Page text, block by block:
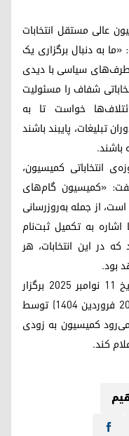
عالی مستقل انتخابات
به دنبال برگزاری یک
طرف‌های سیاسی با دیدی
شفاف را مسئولیت
خواست تا به
تبلیغات، پایبند باشند
باشند.
انتخاباتی کمیسیون،
«کمیسیون گام‌های
از جمله به‌روزرسانی
به تکمیل ثبت‌نام
در این انتخابات، هر
انتخابات پارلمانی عراق قرار است در تاریخ ۱۱ نوامبر ۲۰۲۵ برگزار
شود. این تاریخ در روز ۹ آوریل ۲۰۲۵ (۲۰ فروردین ۱۴۰۴) توسط
کمیسیون به زودی
کند.